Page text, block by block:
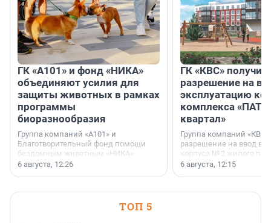
ГК «А101» и фонд «НИКА»
объединяют усилия для
защиты животных в рамках
программы
биоразнообразия
Группа компаний «А101» и
Благотворительный фонд помощи
бездомным животным «НИКА»
заключили соглашение о
6 августа, 12:26
ГК «КВС»
разрешение на
эксплуатацию
комплекса
квартал»
Группа компаний
разрешение на ввод в
корпуса № 2 жилого
Уютный квартал»,
6 августа, 12:15
ТОП 5